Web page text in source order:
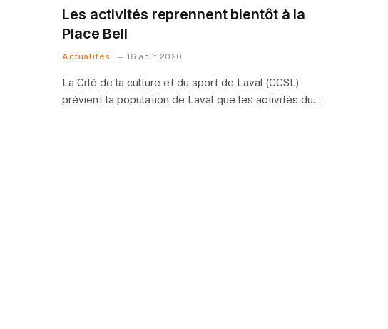
Les activités reprennent bientôt à la
Place Bell
Actualités 16 août 2020
La Cité de la culture et du sport de Laval (CCSL)
prévient la population de Laval que les activités du…